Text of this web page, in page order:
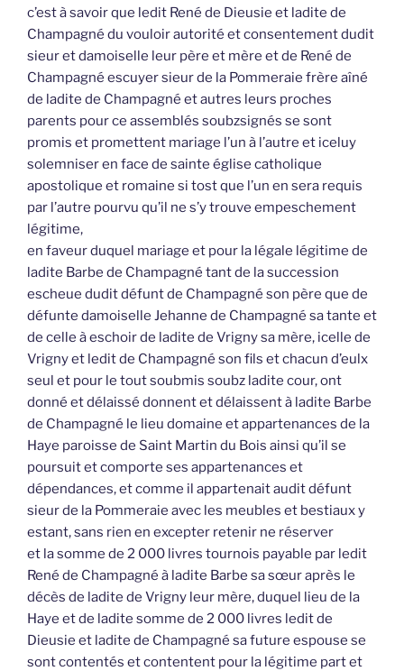
c’est à savoir que ledit René de Dieusie et ladite de
Champagné du vouloir autorité et consentement dudit
sieur et damoiselle leur père et mère et de René de
Champagné escuyer sieur de la Pommeraie frère aîné
de ladite de Champagné et autres leurs proches
parents pour ce assemblés soubzsignés se sont
promis et promettent mariage l’un à l’autre et iceluy
solemniser en face de sainte église catholique
apostolique et romaine si tost que l’un en sera requis
par l’autre pourvu qu’il ne s’y trouve empeschement
légitime,
en faveur duquel mariage et pour la légale légitime de
ladite Barbe de Champagné tant de la succession
escheue dudit défunt de Champagné son père que de
défunte damoiselle Jehanne de Champagné sa tante et
de celle à eschoir de ladite de Vrigny sa mère, icelle de
Vrigny et ledit de Champagné son fils et chacun d’eulx
seul et pour le tout soubmis soubz ladite cour, ont
donné et délaissé donnent et délaissent à ladite Barbe
de Champagné le lieu domaine et appartenances de la
Haye paroisse de Saint Martin du Bois ainsi qu’il se
poursuit et comporte ses appartenances et
dépendances, et comme il appartenait audit défunt
sieur de la Pommeraie avec les meubles et bestiaux y
estant, sans rien en excepter retenir ne réserver
et la somme de 2 000 livres tournois payable par ledit
René de Champagné à ladite Barbe sa sœur après le
décès de ladite de Vrigny leur mère, duquel lieu de la
Haye et de ladite somme de 2 000 livres ledit de
Dieusie et ladite de Champagné sa future espouse se
sont contentés et contentent pour la légitime part et